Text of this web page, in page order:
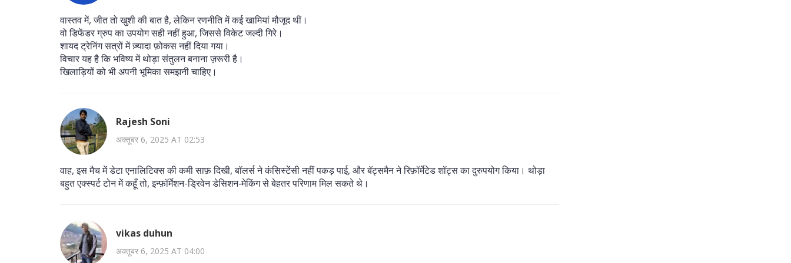
वास्तव में, जीत तो खुशी की बात है, लेकिन रणनीति में कई खामियां मौजूद थीं।
वो डिफेंडर ग्रुप का उपयोग सही नहीं हुआ, जिससे विकेट जल्दी गिरे।
शायद ट्रेनिंग सत्रों में ज़्यादा फ़ोकस नहीं दिया गया।
विचार यह है कि भविष्य में थोड़ा संतुलन बनाना ज़रूरी है।
खिलाड़ियों को भी अपनी भूमिका समझनी चाहिए।
Rajesh Soni
अक्तूबर 6, 2025 AT 02:53
वाह, इस मैच में डेटा एनालिटिक्स की कमी साफ़ दिखी, बॉलर्स ने कंसिस्टेंसी नहीं पकड़ पाई, और बॅट्समैन ने रिफ़ॉर्मेटेड शॉट्स का दुरुपयोग किया। थोड़ा
बहुत एक्स्पर्ट टोन में कहूँ तो, इन्फ़ॉर्मेशन-ड्रिवेन डेसिशन‑मेकिंग से बेहतर परिणाम मिल सकते थे।
vikas duhun
अक्तूबर 6, 2025 AT 04:00